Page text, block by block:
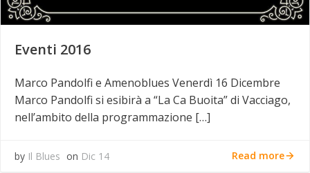
Eventi 2016
Marco Pandolfi e Amenoblues Venerdì 16 Dicembre
Marco Pandolfi si esibirà a “La Ca Buoita” di Vacciago,
nell’ambito della programmazione […]
by Il Blues on Dic 14 Read more